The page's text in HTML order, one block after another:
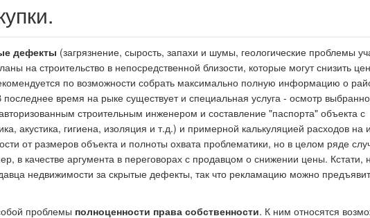
дефекты (загрязнение, сырость, запахи и шумы, геологические проблемы
на строительство в непосредственной близости, которые могут снизить
по возможности собрать максимально полную информацию о
время на рыке существует и специальная услуга - осмотр
строительным инженером и составление "паспорта" объекта с
акустика, гигиена, изоляция и т.д.) и примерной калькуляцией расходов на
от размеров объекта и полноты охвата проблематики, но в целом ряде
в качестве аргумента в переговорах с продавцом о снижении цены. Кстати,
недвижимости за скрытые дефекты, так что рекламацию можно
проблемы полноценности права собственности. К ним относятся